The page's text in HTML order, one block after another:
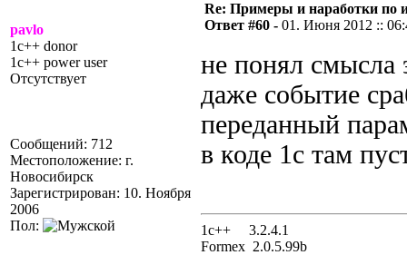
pavlo
1c++ donor
1c++ power user
Отсутствует
Сообщений: 712
Местоположение: г.
Новосибирск
Зарегистрирован: 10. Ноября
2006
Пол:
Re: Примеры и наработки по
Ответ #60 - 01. Июня 2012 ::
не понял смысла
даже событие
переданный
в коде 1с там
1с++ 3.2.4.1
Formex 2.0.5.99b